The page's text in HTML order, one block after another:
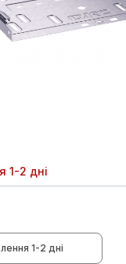
1-2 дні
1-2 дні